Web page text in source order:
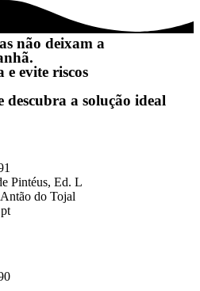
não deixam a
e evite riscos
descubra a solução ideal
Pintéus, Ed. L
do Tojal